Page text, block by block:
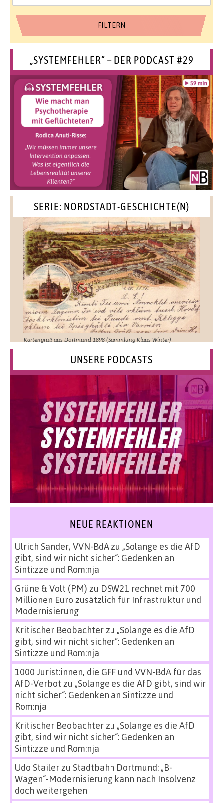
„SYSTEMFEHLER“ – DER PODCAST #29
SERIE: NORDSTADT-GESCHICHTE(N)
Kartengruß aus Dortmund 1898 (Sammlung Klaus Winter)
UNSERE PODCASTS
NEUE REAKTIONEN
Ulrich Sander, VVN-BdAzu „Solange es die AfD
gibt, sind wir nicht sicher“: Gedenken an
Sinti:zze und Rom:nja
Grüne & Volt (PM) zu DSW21 rechnet mit 700
Millionen Euro zusätzlich für Infrastruktur und
Modernisierung
Kritischer Beobachterzu „Solange es die AfD
gibt, sind wir nicht sicher“: Gedenken an
Sinti:zze und Rom:nja
1000 Jurist:innen, die GFF und VVN-BdA für das
AfD-Verbot zu „Solange es die AfD gibt, sind wir
nicht sicher“: Gedenken an Sinti:zze und
Rom:nja
Kritischer Beobachterzu „Solange es die AfD
gibt, sind wir nicht sicher“: Gedenken an
Sinti:zze und Rom:nja
Udo Stailerzu Stadtbahn Dortmund: „B-
Wagen“-Modernisierung kann nach Insolvenz
doch weitergehen